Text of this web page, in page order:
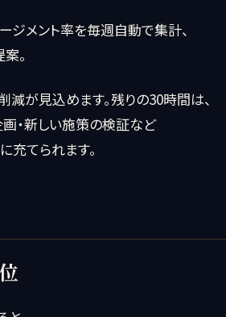
ジメント率を毎週自動で集計、
。
減が見込めます。残りの30時間は、
・新しい施策の検証など
に充てられます。